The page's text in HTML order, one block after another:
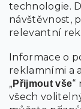
technologie.
návštěvnost,
relevantní
Informace o
reklamními a
„Přijmout vše“
všech